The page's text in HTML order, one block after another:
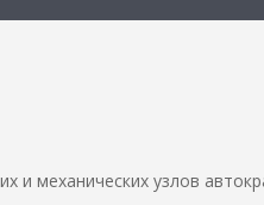
и механических узлов